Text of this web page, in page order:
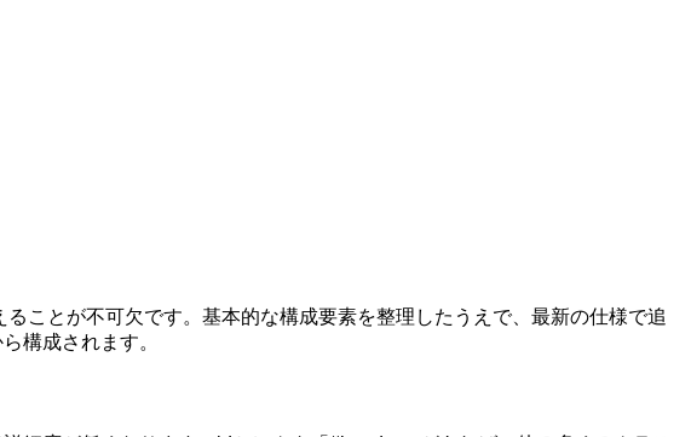
ことが不可欠です。基本的な構成要素を整理したうえで、最新の仕様で追
構成されます。